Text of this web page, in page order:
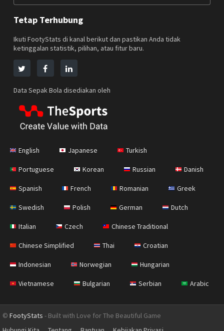
Tetap Terhubung
Ikuti FootyStats di kanal berikut dan pastikan Anda tidak
ketinggalan statistik, pilihan, atau fitur baru.
Data Sepak Bola disediakan oleh
English Japanese Turkish
Portuguese Korean Russian Danish
Spanish French Romanian Greek
Swedish Polish German Dutch
Italian Czech Chinese Traditional
Chinese Simplified Thai Croatian
Indonesian Norwegian Hungarian
Vietnamese Bulgarian Serbian Arabic
© FootyStats - Built with Love for The Beautiful Game